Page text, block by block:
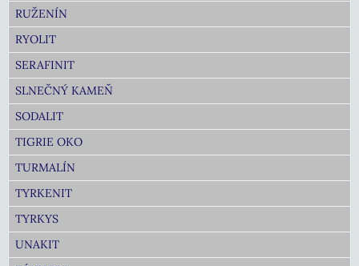
RUŽENÍN
RYOLIT
SERAFINIT
SLNEČNÝ KAMEŇ
SODALIT
TIGRIE OKO
TURMALÍN
TYRKENIT
TYRKYS
UNAKIT